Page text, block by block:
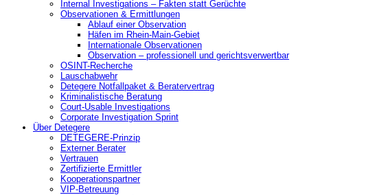
Internal Investigations – Fakten statt Gerüchte
Observationen & Ermittlungen
Ablauf einer Observation
Häfen im Rhein-Main-Gebiet
Internationale Observationen
Observation – professionell und gerichtsverwertbar
OSINT-Recherche
Lauschabwehr
Detegere Notfallpaket & Beratervertrag
Kriminalistische Beratung
Court-Usable Investigations
Corporate Investigation Sprint
Über Detegere
DETEGERE-Prinzip
Externer Berater
Vertrauen
Zertifizierte Ermittler
Kooperationspartner
VIP-Betreuung